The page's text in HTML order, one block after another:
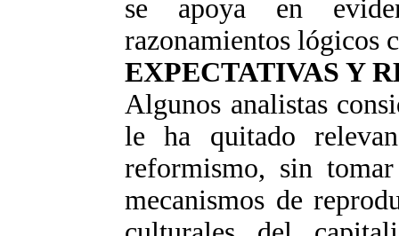
se apoya en
razonamientos lógicos
EXPECTATIVAS Y
Algunos analistas
le ha quitado
reformismo, sin
mecanismos de